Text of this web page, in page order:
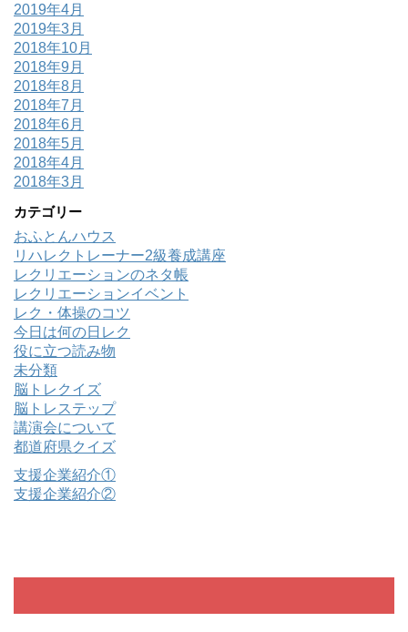
2019年4月
2019年3月
2018年10月
2018年9月
2018年8月
2018年7月
2018年6月
2018年5月
2018年4月
2018年3月
カテゴリー
おふとんハウス
リハレクトレーナー2級養成講座
レクリエーションのネタ帳
レクリエーションイベント
レク・体操のコツ
今日は何の日レク
役に立つ読み物
未分類
脳トレクイズ
脳トレステップ
講演会について
都道府県クイズ
支援企業紹介①
支援企業紹介②